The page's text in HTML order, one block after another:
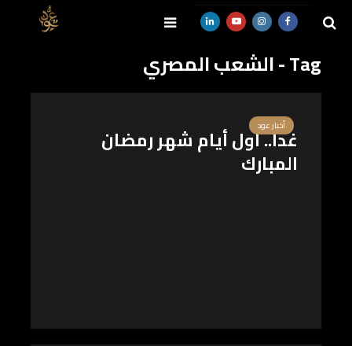
Tag - الشعب المصري
أخبار عود
غدا.. أول أيام شهر رمضان
المبارك